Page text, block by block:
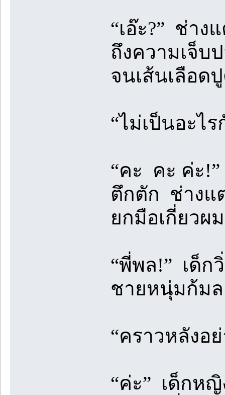
“เอ๊ะ?” ช่า
ถึงความเจ็บ
จนเส้นเลือด
“ไม่เป็นอะไ
“คะ คะ ค่ะ
ตึกตัก ช่างแ
ยกมือเกี่ยวผ
“พี่พล!” เด็ก
ชายหนุ่มก้ม
“คราวหลังอ
“ค่ะ” เด็กห